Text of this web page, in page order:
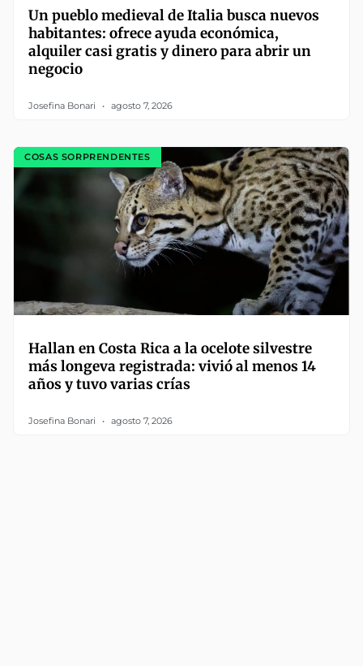
Un pueblo medieval de Italia busca nuevos
habitantes: ofrece ayuda económica,
alquiler casi gratis y dinero para abrir un
negocio
Josefina Bonari agosto 7, 2026
COSAS SORPRENDENTES
Hallan en Costa Rica a la ocelote silvestre
más longeva registrada: vivió al menos 14
años y tuvo varias crías
Josefina Bonari agosto 7, 2026